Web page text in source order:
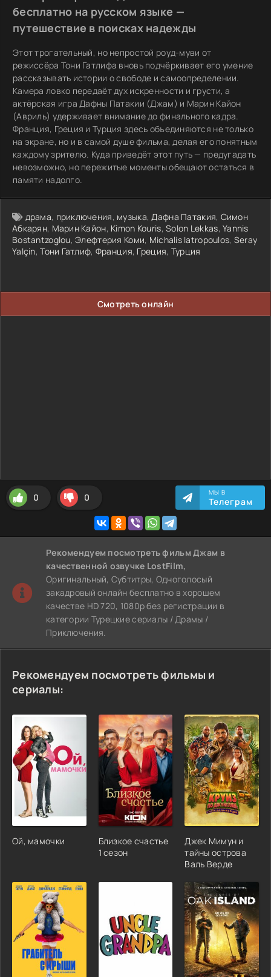
бесплатно на русском языке —
путешествие в поисках надежды
Этот трогательный, но непростой роуд-муви от
режиссёра Тони Гатлифа вновь подчёркивает его умение
рассказывать истории о свободе и самоопределении.
Камера ловко передаёт дух искренности и грусти, а
актёрская игра Дафны Патакии (Джам) и Марин Кайон
(Авриль) удерживает внимание до финального кадра.
Франция, Греция и Турция здесь объединяются не только
на экране, но и в самой душе фильма, делая его понятным
каждому зрителю. Куда приведёт этот путь — предугадать
невозможно, но пережитые моменты обещают остаться в
памяти надолго.
драма, приключения, музыка,Дафна Патакия, Симон
Абкарян, Марин Кайон, Kimon Kouris,Solon Lekkas,Yannis
Bostantzoglou,Элефтерия Коми, Michalis Iatropoulos, Seray
Yalçin,Тони Гатлиф, Франция, Греция, Турция
Смотреть онлайн
0 0 МЫ В
Телеграм
Рекомендуем посмотреть фильм Джам в
качественной озвучке LostFilm,
Оригинальный, Субтитры, Одноголосый
закадровый онлайн бесплатно в хорошем
качестве HD 720, 1080p без регистрации в
категории Турецкие сериалы / Драмы /
Приключения.
Рекомендуем посмотреть фильмы и
сериалы:
Ой, мамочки
Близкое счастье
1 сезон
Джек Мимун и
тайны острова
Валь Верде